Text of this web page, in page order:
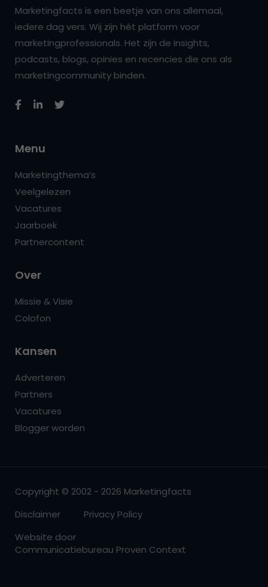
Marketingfacts is een beetje van ons allemaal,
iedere dag vers. Wij zijn hét platform voor
marketingprofessionals. Het zijn de insights,
podcasts, blogs, opinies en recencies die ons als
marketingcommunity binden.
Menu
Marketingthema’s
Veelgelezen
Vacatures
Jaarboek
Partnercontent
Over
Missie & Visie
Colofon
Kansen
Adverteren
Partners
Vacatures
Blogger worden
Copyright © 2002 - 2026 Marketingfacts
Disclaimer
Privacy Policy
Website door
Communicatiebureau Proven Context